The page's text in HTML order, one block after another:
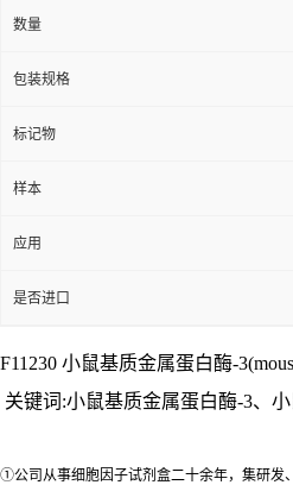
数量
包装规格
标记物
样本
应用
是否进口
F11230 小鼠基质金属蛋白酶-
关键词:小鼠基质金属蛋白酶-3、
①公司从事细胞因子试剂盒二十余年，集研发